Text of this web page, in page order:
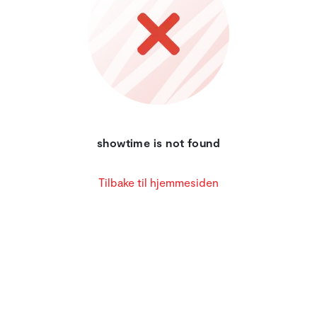
showtime is not found
Tilbake til hjemmesiden